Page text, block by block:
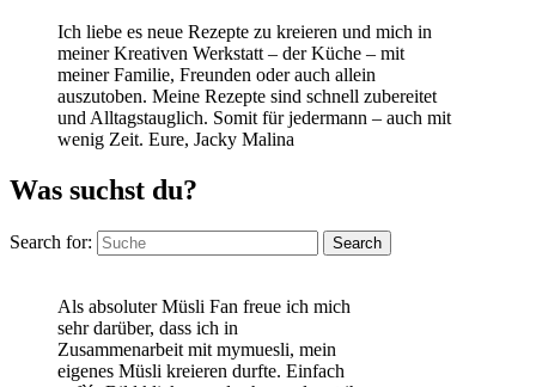
Ich liebe es neue Rezepte zu kreieren und mich in
meiner Kreativen Werkstatt – der Küche – mit
meiner Familie, Freunden oder auch allein
auszutoben. Meine Rezepte sind schnell zubereitet
und Alltagstauglich. Somit für jedermann – auch mit
wenig Zeit. Eure, Jacky Malina
Was suchst du?
Search for: Search
Als absoluter Müsli Fan freue ich mich
sehr darüber, dass ich in
Zusammenarbeit mit mymuesli, mein
eigenes Müsli kreieren durfte. Einfach